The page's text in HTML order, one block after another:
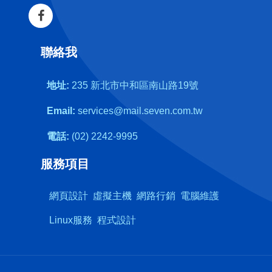
聯絡我
地址: 235 新北市中和區南山路19號
Email: services@mail.seven.com.tw
電話: (02) 2242-9995
服務項目
網頁設計 虛擬主機 網路行銷 電腦維護
Linux服務 程式設計